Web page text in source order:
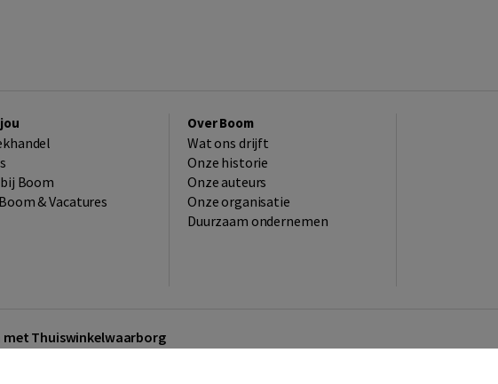
Boom
& Vacatures
Over Boom
Wat ons drijft
Onze historie
Onze auteurs
Onze organisatie
Duurzaam ondernemen
met Thuiswinkelwaarborg